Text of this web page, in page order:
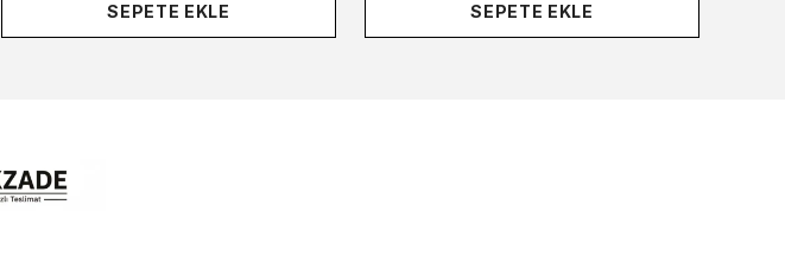
SEPETE EKLE SEPETE EKLE